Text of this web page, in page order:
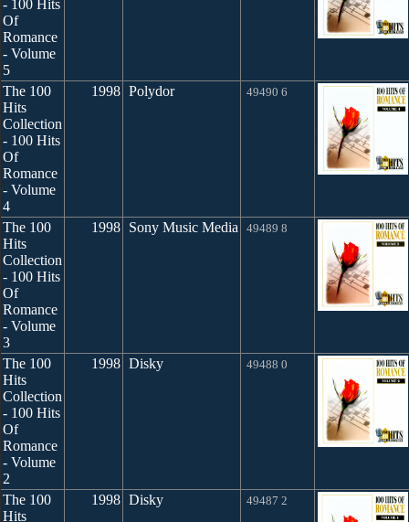
- 100 Hits
Of
Romance
- Volume
5
The 100
Hits
Collection
- 100 Hits
Of
Romance
- Volume
4
1998 Polydor 49490 6
The 100
Hits
Collection
- 100 Hits
Of
Romance
- Volume
3
1998 Sony Music Media 49489 8
The 100
Hits
Collection
- 100 Hits
Of
Romance
- Volume
2
1998 Disky 49488 0
The 100
Hits
1998 Disky 49487 2